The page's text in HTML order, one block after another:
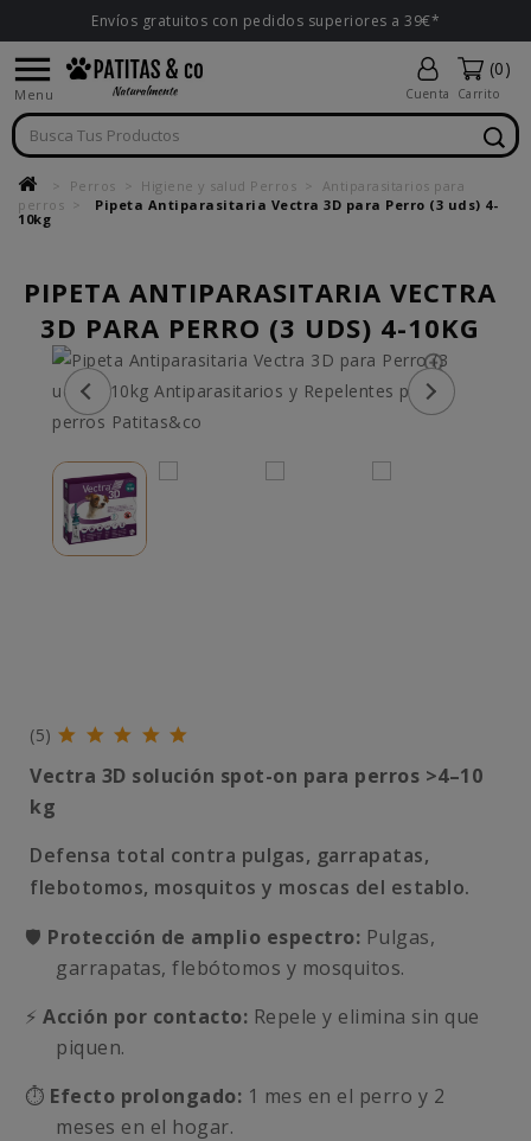
Envíos gratuitos con pedidos superiores a 39€*

Menu Cuenta
(0)
Carrito
Perros Higiene y salud Perros
Antiparasitarios para
perros
Pipeta Antiparasitaria Vectra 3D para Perro (3 uds) 4-
10kg
PIPETA ANTIPARASITARIA VECTRA
3D PARA PERRO (3 UDS) 4-10KG
(5)
Vectra 3D solución spot-on para perros >4–10
kg
Defensa total contra pulgas, garrapatas,
flebotomos, mosquitos y moscas del establo.
🛡️ Protección de amplio espectro: Pulgas,
garrapatas, flebótomos y mosquitos.
⚡ Acción por contacto: Repele y elimina sin que
piquen.
⏱️ Efecto prolongado: 1 mes en el perro y 2
meses en el hogar.